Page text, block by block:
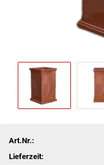
Art.Nr.:
Lieferzeit: